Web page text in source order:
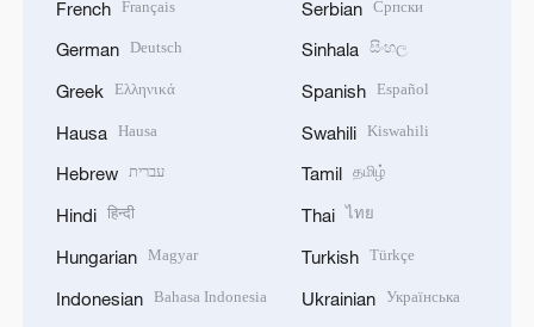
French Français
German Deutsch
Greek Ελληνικά
Hausa Hausa
Hebrew עברית
Hindi हिन्दी
Hungarian Magyar
Indonesian Bahasa Indonesia
Serbian Српски
Sinhala සිංහල
Spanish Español
Swahili Kiswahili
Tamil தமிழ்
Thai ไทย
Turkish Türkçe
Ukrainian Українська